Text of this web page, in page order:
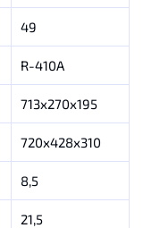
49
R-410A
713х270х195
720х428х310
8,5
21,5